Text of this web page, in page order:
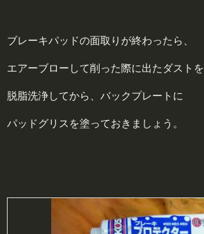
ブレーキパッドの面取りが終わったら、
エアーブローして削った際に出たダストを
脱脂洗浄してから、バックプレートに
パッドグリスを塗っておきましょう。